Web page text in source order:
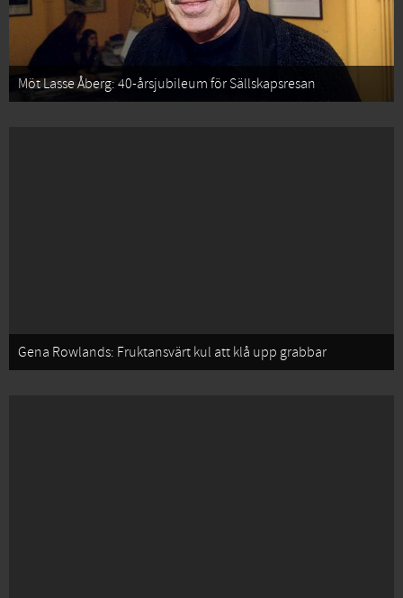
Möt Lasse Åberg: 40-årsjubileum för Sällskapsresan
Gena Rowlands: Fruktansvärt kul att klå upp grabbar